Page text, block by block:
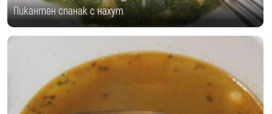
Пикантен спанак с нахут